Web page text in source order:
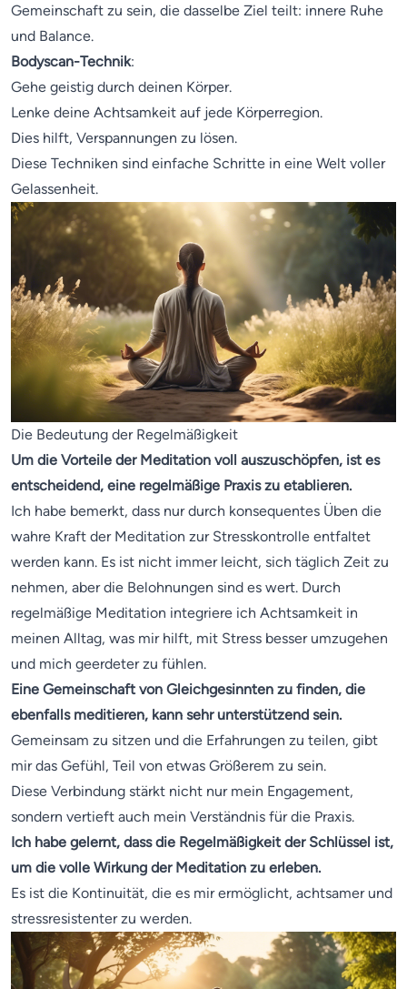
Gemeinschaft zu sein, die dasselbe Ziel teilt: innere Ruhe
und Balance.
Bodyscan-Technik:
Gehe geistig durch deinen Körper.
Lenke deine Achtsamkeit auf jede Körperregion.
Dies hilft, Verspannungen zu lösen.
Diese Techniken sind einfache Schritte in eine Welt voller
Gelassenheit.
Die Bedeutung der Regelmäßigkeit
Um die Vorteile der Meditation voll auszuschöpfen, ist es
entscheidend, eine regelmäßige Praxis zu etablieren.
Ich habe bemerkt, dass nur durch konsequentes Üben die
wahre Kraft der Meditation zur Stresskontrolle entfaltet
werden kann. Es ist nicht immer leicht, sich täglich Zeit zu
nehmen, aber die Belohnungen sind es wert. Durch
regelmäßige Meditation integriere ich Achtsamkeit in
meinen Alltag, was mir hilft, mit Stress besser umzugehen
und mich geerdeter zu fühlen.
Eine Gemeinschaft von Gleichgesinnten zu finden, die
ebenfalls meditieren, kann sehr unterstützend sein.
Gemeinsam zu sitzen und die Erfahrungen zu teilen, gibt
mir das Gefühl, Teil von etwas Größerem zu sein.
Diese Verbindung stärkt nicht nur mein Engagement,
sondern vertieft auch mein Verständnis für die Praxis.
Ich habe gelernt, dass die Regelmäßigkeit der Schlüssel ist,
um die volle Wirkung der Meditation zu erleben.
Es ist die Kontinuität, die es mir ermöglicht, achtsamer und
stressresistenter zu werden.